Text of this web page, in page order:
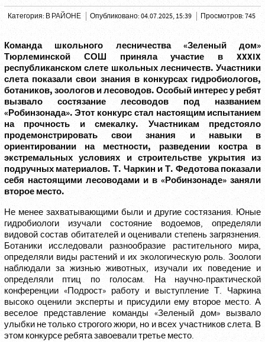
Категория: В РАЙОНЕ Опубликовано: 04.07.2025, 15:39 Просмотров: 745
Команда школьного лесничества «Зеленый дом»
Тюрлеминской СОШ приняла участие в XXXIX
республиканском слете школьных лесничеств. Участники
слета показали свои знания в конкурсах гидробиологов,
ботаников, зоологов и лесоводов. Особый интерес у ребят
вызвало состязание лесоводов под названием
«Робинзонада». Этот конкурс стал настоящим испытанием
на прочность и смекалку. Участникам предстояло
продемонстрировать свои знания и навыки в
ориентировании на местности, разведении костра в
экстремальных условиях и строительстве укрытия из
подручных материалов. Т. Чаркин и Т. Федотова показали
себя настоящими лесоводами и в «Робинзонаде» заняли
второе место.
Не менее захватывающими были и другие состязания. Юные
гидробиологи изучали состояние водоемов, определяли
видовой состав обитателей и оценивали степень загрязнения.
Ботаники исследовали разнообразие растительного мира,
определяли виды растений и их экологическую роль. Зоологи
наблюдали за жизнью животных, изучали их поведение и
определяли птиц по голосам. На научно-практической
конференции «Подрост» работу и выступление Т. Чаркина
высоко оценили эксперты и присудили ему второе место. А
веселое представление команды «Зеленый дом» вызвало
улыбки не только строгого жюри, но и всех участников слета. В
этом конкурсе ребята завоевали третье место.